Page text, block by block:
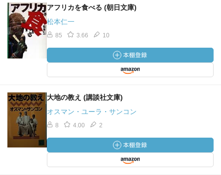
アフリカを食べる (朝日文庫)
松本仁一
85 3.66 10
大地の教え (講談社文庫)
オスマン・ユーラ・サンコン
8 4.00 2